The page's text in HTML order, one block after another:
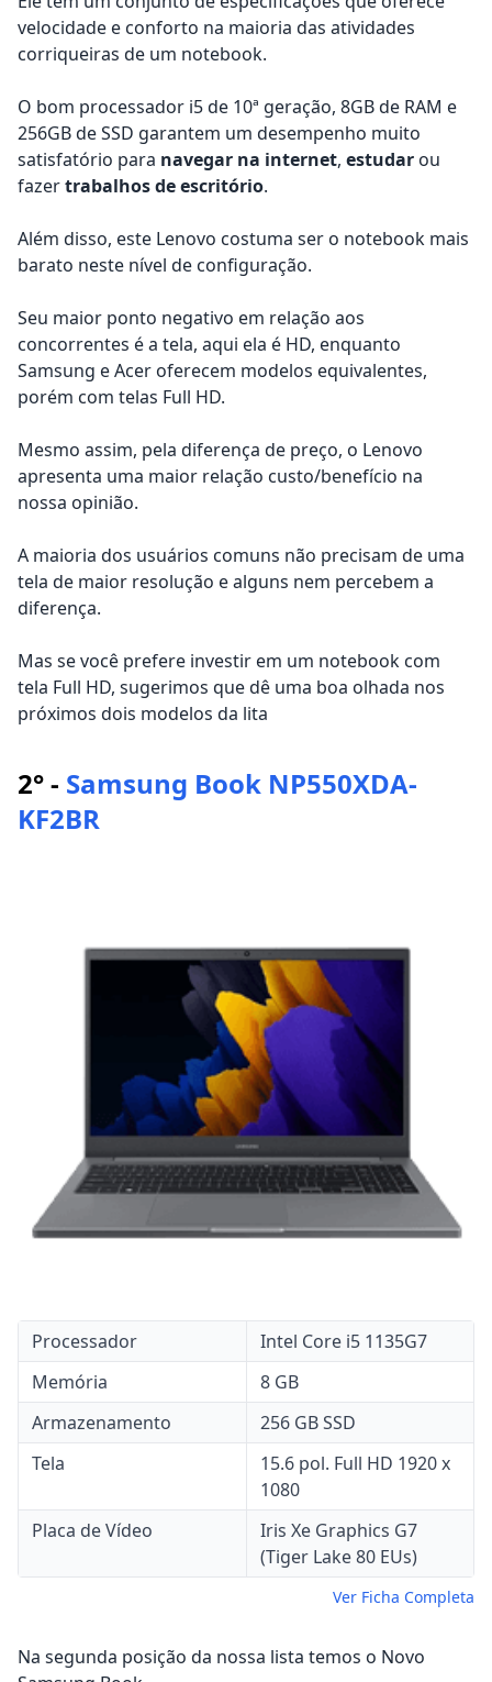
velocidade e conforto na maioria das atividades
corriqueiras de um notebook.
O bom processador i5 de 10ª geração, 8GB de RAM e
256GB de SSD garantem um desempenho muito
satisfatório para navegar na internet, estudar ou
fazertrabalhos de escritório.
Além disso, este Lenovo costuma ser o notebook mais
barato neste nível de configuração.
Seu maior ponto negativo em relação aos
concorrentes é a tela, aqui ela é HD, enquanto
Samsung e Acer oferecem modelos equivalentes,
porém com telas Full HD.
Mesmo assim, pela diferença de preço, o Lenovo
apresenta uma maior relação custo/benefício na
nossa opinião.
A maioria dos usuários comuns não precisam de uma
tela de maior resolução e alguns nem percebem a
diferença.
Mas se você prefere investir em um notebook com
tela Full HD, sugerimos que dê uma boa olhada nos
próximos dois modelos da lita
2° - Samsung Book NP550XDA-
KF2BR
Processador
Intel Core i5 1135G7
Memória
8 GB
Armazenamento
256 GB SSD
Tela
15.6 pol. Full HD 1920 x
1080
Placa de Vídeo
Iris Xe Graphics G7
(Tiger Lake 80 EUs)
Ver Ficha Completa
Na segunda posição da nossa lista temos o Novo